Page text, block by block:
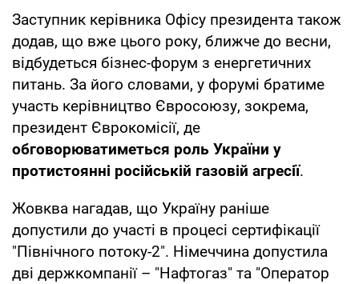
Заступник керівника Офісу президента також
додав, що вже цього року, ближче до весни,
відбудеться бізнес-форум з енергетичних
питань. За його словами, у форумі братиме
участь керівництво Євросоюзу, зокрема,
президент Єврокомісії, де
обговорюватиметься роль України у
протистоянні російській газовій агресії.
Жовква нагадав, що Україну раніше
допустили до участі в процесі сертифікації
"Північного потоку-2". Німеччина допустила
дві держкомпанії – "Нафтогаз" та "Оператор